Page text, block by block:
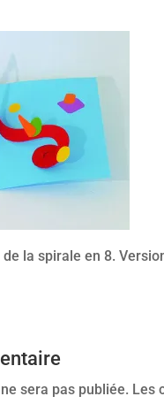
la spirale en 8.
sera pas publiée. Les